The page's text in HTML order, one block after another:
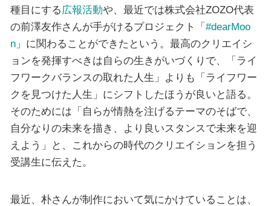
種目にする広報活動や、最近では株式会社ZOZO代表
の前澤友作さんが手がけるプロジェクト「 #dearMoo
n」に関わることができたという。最高のクリエイシ
ョンを発揮すべきは自らの生きがいづくりで、「ライ
フワークバランスの取れた人生」よりも「ライフワー
クを見つけた人生」にシフトしたほうが良いと語る。
そのためには「自らが情熱を注げるテーマのそばで、
自分なりの未来を描き、より良いスタンスで未来を迎
えよう」と、これからの時代のクリエイションを担う
受講生に伝えた。
最近、朴さんが制作において気にかけていることは、